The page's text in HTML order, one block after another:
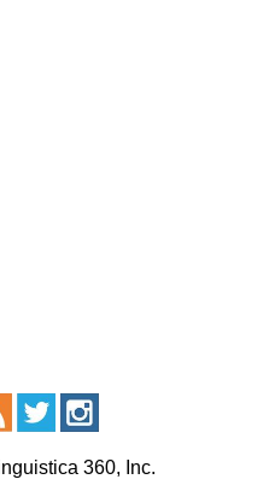
360, Inc.